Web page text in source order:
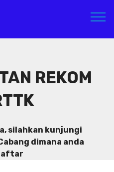
REKOM
silahkan kunjungi
dimana anda